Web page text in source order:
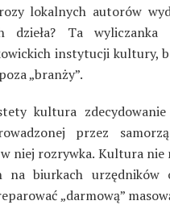
lokalnych autorów
dzieła? Ta
instytucji kultury,
„branży”.
kultura
przez
niej rozrywka. Kultura nie
na biurkach urzędników
„darmową”